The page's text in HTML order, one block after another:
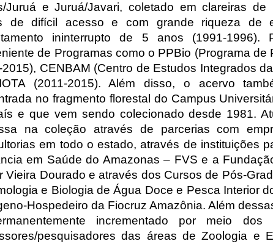
Juruá e Juruá/Javari, coletado em clareiras de
de difícil acesso e com grande riqueza de
ininterrupto de 5 anos (1991-
de Programas como o PPBio (Programa
2015), CENBAM (Centro de Estudos Integrados
(2011-2015). Além disso, o acervo
no fragmento florestal do Campus
e que vem sendo colecionado desde 1981.
na coleção através de parcerias com
em todo o estado, através de instituições
em Saúde do Amazonas – FVS e a
Vieira Dourado e através dos Cursos de Pós-
e Biologia de Água Doce e Pesca Interior
Hospedeiro da Fiocruz Amazônia. Além
incrementado por meio
pesquisadores das áreas de Zoologia e